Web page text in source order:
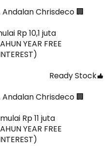
Chrisdeco 🏢
Rp 10,1 juta
YEAR FREE
Ready Stock
Chrisdeco 🏢
Rp 11 juta
YEAR FREE